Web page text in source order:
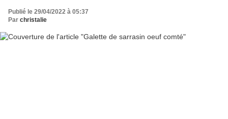
Publié le 29/04/2022 à 05:37
Par christalie